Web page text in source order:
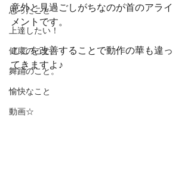
思ったこと
上達したい！
健康のこと。
舞踊のこと。
愉快なこと
動画☆
意外と見過ごしがちなのが首のアライ
メントです。
ここを改善することで動作の華も違っ
てきますよ♪